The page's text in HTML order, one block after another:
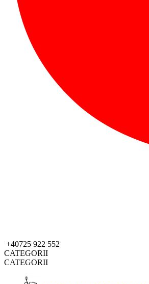
+40725 922 552
CATEGORII
CATEGORII